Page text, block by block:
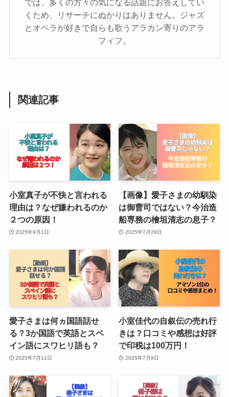
くため、リサーチにぬかりはありません。ジャズ
とオペラが好きで自らも歌うアラカン寄りのアラ
フィフ。
関連記事
小室真子が不快と言われる
理由は？なぜ嫌われるのか
２つの原因！
2025年9月1日
【画像】愛子さまの幼馴染
は御曹司ではない？今治造
船専務の檜垣清志の息子？
2025年7月29日
愛子さまは何ヵ国語話せ
る？3か国語で英語とスペ
イン語にスワヒリ語も？
2025年7月11日
小室佳代の自叙伝の売れ行
きは？口コミや感想は好評
で印税は100万円！
2025年7月9日